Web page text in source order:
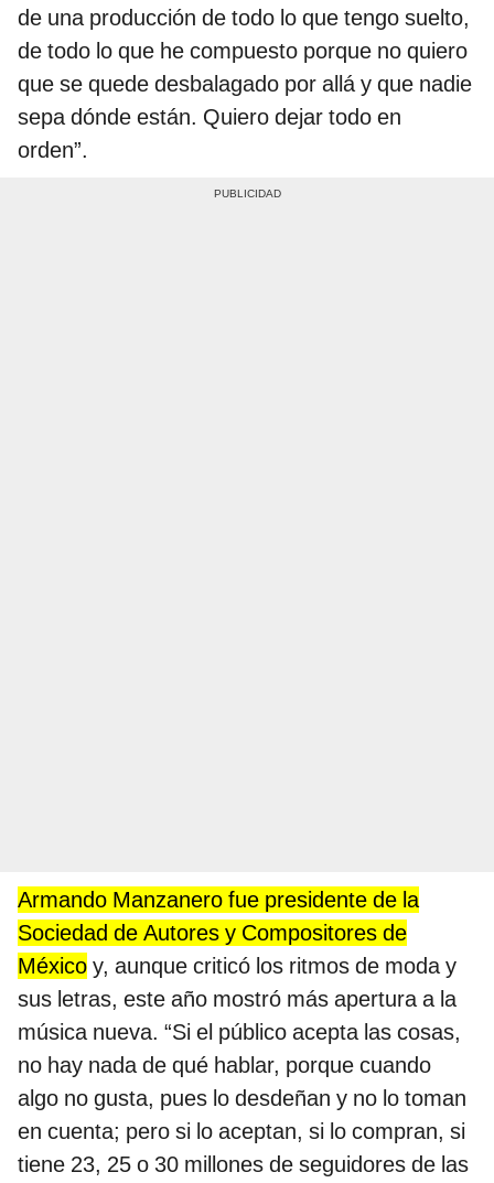
de una producción de todo lo que tengo suelto,
de todo lo que he compuesto porque no quiero
que se quede desbalagado por allá y que nadie
sepa dónde están. Quiero dejar todo en
orden”.
Armando Manzanero fue presidente de la
Sociedad de Autores y Compositores de
México y, aunque criticó los ritmos de moda y
sus letras, este año mostró más apertura a la
música nueva. “Si el público acepta las cosas,
no hay nada de qué hablar, porque cuando
algo no gusta, pues lo desdeñan y no lo toman
en cuenta; pero si lo aceptan, si lo compran, si
tiene 23, 25 o 30 millones de seguidores de las